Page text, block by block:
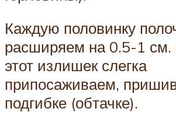
Каждую половинку
расширяем на 0.5-1 см.
этот излишек слегка
припосаживаем,
подгибке (обтачке).